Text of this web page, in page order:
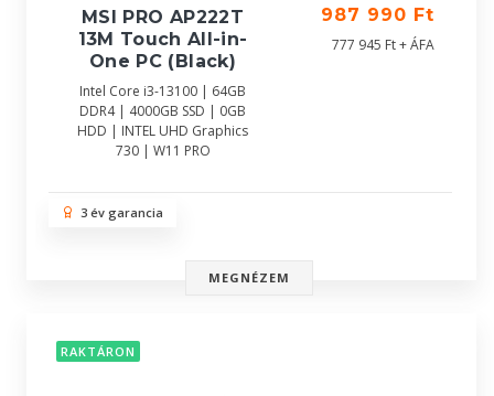
MSI PRO AP222T
13M Touch All-in-
One PC (Black)
Intel Core i3-13100 | 64GB
DDR4 | 4000GB SSD | 0GB
HDD | INTEL UHD Graphics
730 | W11 PRO
987 990 Ft
777 945 Ft + ÁFA
3 év garancia
MEGNÉZEM
RAKTÁRON